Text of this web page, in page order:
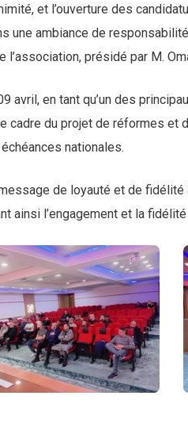
et l’ouverture des
une ambiance de
l’association, présidé par M.
avril, en tant qu’un des
cadre du projet de réformes
nationales.
de loyauté et de
ainsi l’engagement et la fidélité